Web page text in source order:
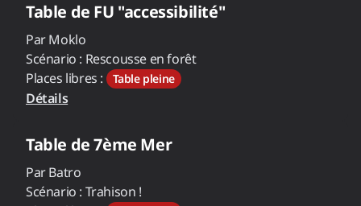
Table de FU "accessibilité"
ParMoklo
Scénario : Rescousse en forêt
Places libres :
Table pleine
Détails
Table de7ème Mer
ParBatro
Scénario : Trahison !